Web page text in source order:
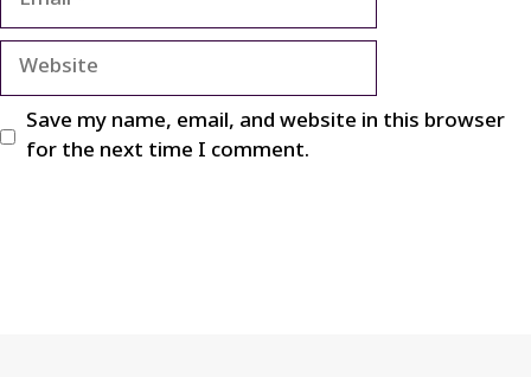
Website
Save my name, email, and website in this browser
for the next time I comment.